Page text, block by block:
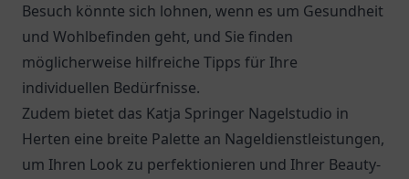
Besuch könnte sich lohnen, wenn es um Gesundheit
und Wohlbefinden geht, und Sie finden
möglicherweise hilfreiche Tipps für Ihre
individuellen Bedürfnisse.
Zudem bietet das Katja Springer Nagelstudio in
Herten eine breite Palette an Nageldienstleistungen,
um Ihren Look zu perfektionieren und Ihrer Beauty-